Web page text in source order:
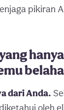
pikiran
dari Anda.
oleh